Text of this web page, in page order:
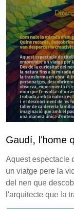
Gaudí, l'home
Aquest espectacle
un viatge pere la
del nen que
l'arquitecte que la